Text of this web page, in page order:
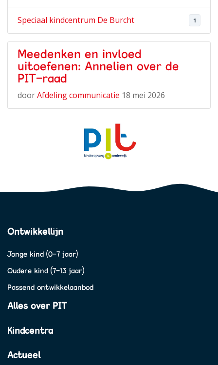
Speciaal kindcentrum De Burcht 1
Meedenken en invloed
uitoefenen: Annelien over de
PIT-raad
doorAfdeling communicatie 18 mei 2026
Ontwikkellijn
Jonge kind (0-7 jaar)
Oudere kind (7-13 jaar)
Passend ontwikkelaanbod
Alles over PIT
Kindcentra
Actueel